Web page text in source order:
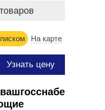
На карте
Узнать цену